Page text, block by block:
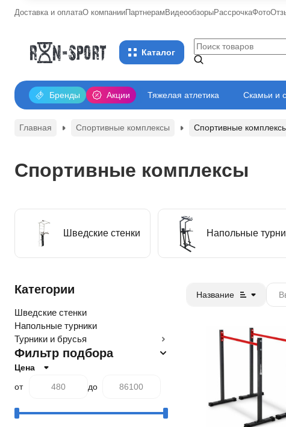
Доставка и оплатаО компанииПартнерамВидеообзорыРассрочкаФото
Каталог
Акции
Бренды Тяжелая атлетика Скамьи и
Главная Спортивные комплексы Спортивные
Спортивные комплексы
Шведские стенки Напольные
Название
Категории
Шведские стенки
Напольные турники
Турники и брусья
Фильтр подбора
Цена
от
до